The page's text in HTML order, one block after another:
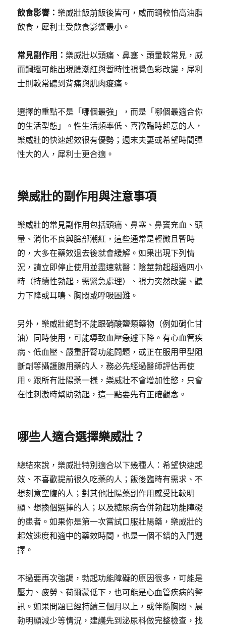
飲食影響：樂威壯飯前飯後皆可，威而鋼較怕高油脂
飲食，犀利士受飲食影響最小。
常見副作用：樂威壯以頭痛、鼻塞、頭暈較常見，威
而鋼還可能出現臉潮紅與暫時性視覺色彩改變，犀利
士則較常聽到背痛與肌肉痠痛。
選擇的重點不是「哪個最強」，而是「哪個最適合你
的生活型態」。性生活頻率低、喜歡臨時起意的人，
樂威壯的快速起效很有優勢；週末夫妻或希望時間彈
性大的人，犀利士更合適。
樂威壯的副作用與注意事項
樂威壯的常見副作用包括頭痛、鼻塞、鼻竇充血、頭
暈、消化不良與臉部潮紅，這些通常是輕微且暫時
的，大多在藥效退去後就會緩解。如果出現下列情
況，請立即停止使用並盡速就醫：陰莖勃起超過四小
時（持續性勃起，需緊急處理）、視力突然改變、聽
力下降或耳鳴、胸悶或呼吸困難。
另外，樂威壯絕對不能跟硝酸鹽類藥物（例如硝化甘
油）同時使用，可能導致血壓急遽下降。有心血管疾
病、低血壓、嚴重肝腎功能問題，或正在服用甲型阻
斷劑等攝護腺用藥的人，務必先經過醫師評估再使
用。跟所有壯陽藥一樣，樂威壯不會增加性慾，只會
在性刺激時幫助勃起，這一點要先有正確觀念。
哪些人適合選擇樂威壯？
總結來說，樂威壯特別適合以下幾種人：希望快速起
效、不喜歡提前很久吃藥的人；飯後臨時有需求、不
想刻意空腹的人；對其他壯陽藥副作用感受比較明
顯、想換個選擇的人；以及糖尿病合併勃起功能障礙
的患者。如果你是第一次嘗試口服壯陽藥，樂威壯的
起效速度和適中的藥效時間，也是一個不錯的入門選
擇。
不過要再次強調，勃起功能障礙的原因很多，可能是
壓力、疲勞、荷爾蒙低下，也可能是心血管疾病的警
訊。如果問題已經持續三個月以上，或伴隨胸悶、晨
勃明顯減少等情況，建議先到泌尿科做完整檢查，找